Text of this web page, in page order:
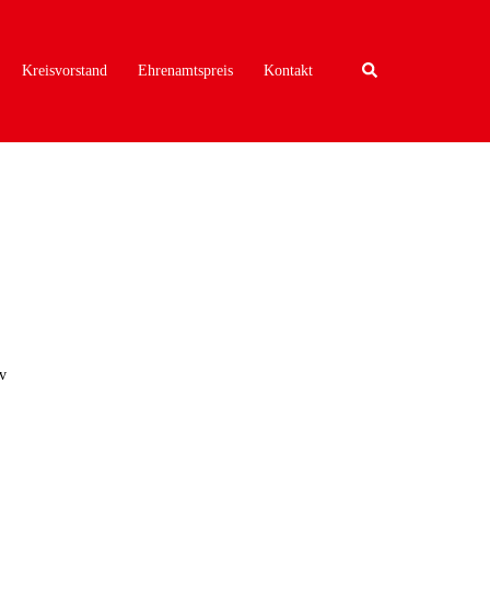
Kreisvorstand Ehrenamtspreis Kontakt Search